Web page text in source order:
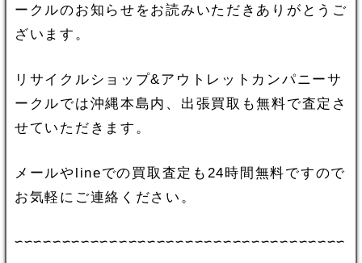
ークルのお知らせをお読みいただきありがとうご
ざいます。
リサイクルショップ&アウトレットカンパニーサ
ークルでは沖縄本島内、出張買取も無料で査定さ
せていただきます。
メールやlineでの買取査定も24時間無料ですので
お気軽にご連絡ください。
∽∽∽∽∽∽∽∽∽∽∽∽∽∽∽∽∽∽∽∽∽∽∽∽∽∽∽∽∽∽∽∽∽∽∽